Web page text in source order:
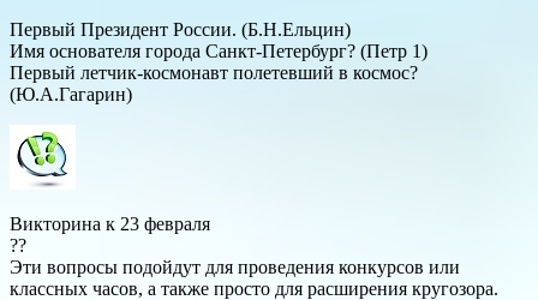
Первый Президент России. (Б.Н.Ельцин)
Имя основателя города Санкт-Петербург? (Петр 1)
Первый летчик-космонавт полетевший в космос?
(Ю.А.Гагарин)
Викторина к 23 февраля
??
Эти вопросы подойдут для проведения конкурсов или
классных часов, а также просто для расширения кругозора.